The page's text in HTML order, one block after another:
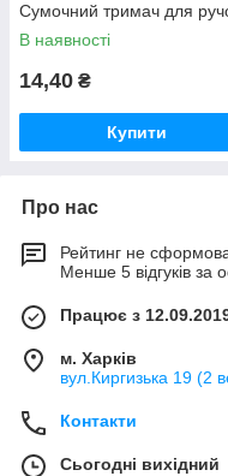
Сумочний тримач для
В наявності
14,40 ₴
Купити
Про нас
Рейтинг не
Менше 5 відгуків за
Працює з
м. Харків
вул.Киргизька 19 (2
Контакти
Сьогодні вихідний